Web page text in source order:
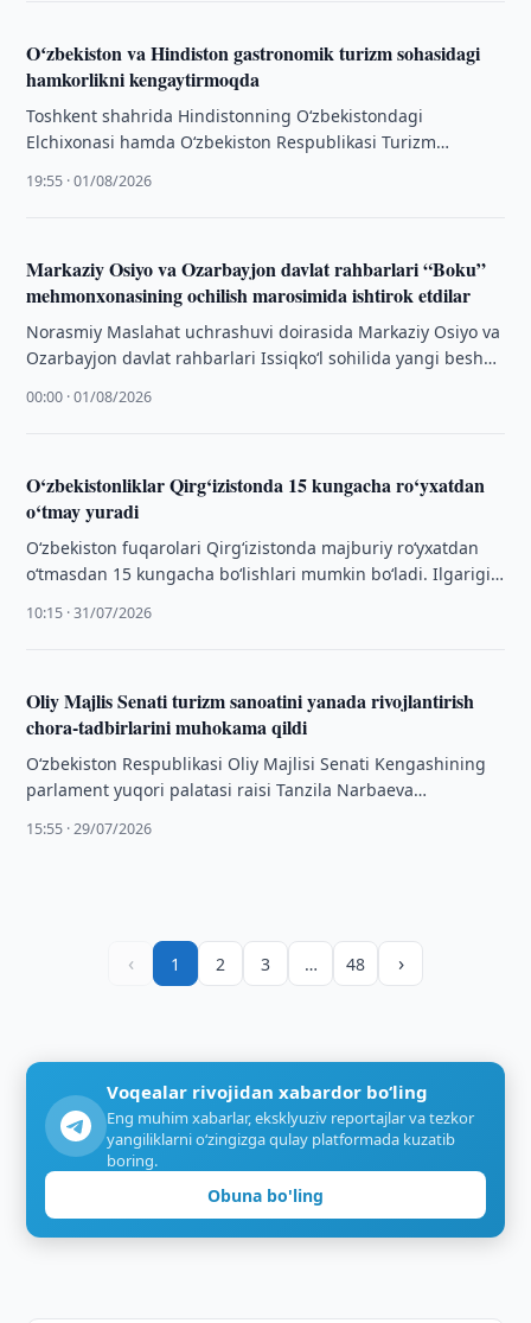
Oʻzbekiston va Hindiston gastronomik turizm sohasidagi
hamkorlikni kengaytirmoqda
Toshkent shahrida Hindistonning O‘zbekistondagi
Elchixonasi hamda O‘zbekiston Respublikasi Turizm
rivojlantirishga bag‘ishlangan festival bo‘lib o‘tdi.
19:55 · 01/08/2026
Markaziy Osiyo va Ozarbayjon davlat rahbarlari “Boku”
mehmonxonasining ochilish marosimida ishtirok etdilar
Norasmiy Maslahat uchrashuvi doirasida Markaziy Osiyo va
Ozarbayjon davlat rahbarlari Issiqkoʻl sohilida yangi besh
marosimida …
00:00 · 01/08/2026
O‘zbekistonliklar Qirg‘izistonda 15 kungacha ro‘yxatdan
o‘tmay yuradi
O‘zbekiston fuqarolari Qirg‘izistonda majburiy ro‘yxatdan
o‘tmasdan 15 kungacha bo‘lishlari mumkin bo‘ladi. Ilgarigi
10:15 · 31/07/2026
Oliy Majlis Senati turizm sanoatini yanada rivojlantirish
chora-tadbirlarini muhokama qildi
Oʻzbekiston Respublikasi Oliy Majlisi Senati Kengashining
parlament yuqori palatasi raisi Tanzila Narbaeva
yanada rivojlantirish …
15:55 · 29/07/2026
‹ 1 2 3 … 48 ›
Voqealar rivojidan xabardor bo‘ling
Eng muhim xabarlar, eksklyuziv reportajlar va tezkor
yangiliklarni o‘zingizga qulay platformada kuzatib
boring.
Obuna bo'ling